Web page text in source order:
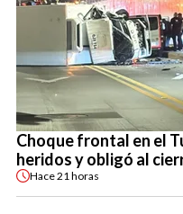
Choque frontal en el
heridos y obligó al
Hace21 horas